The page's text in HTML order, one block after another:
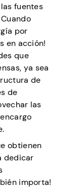
fuentes
por
en acción!
que
ya sea
de
de
las
obtienen
dedicar
importa!